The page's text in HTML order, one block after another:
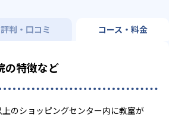
評判・口コミ コース・料金
の特徴など
のショッピングセンター内に教室が